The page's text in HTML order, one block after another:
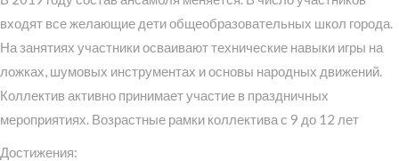
входят все желающие дети общеобразовательных школ города.
На занятиях участники осваивают технические навыки игры на
ложках, шумовых инструментах и основы народных движений.
Коллектив активно принимает участие в праздничных
мероприятиях. Возрастные рамки коллектива с 9 до 12 лет
Достижения: